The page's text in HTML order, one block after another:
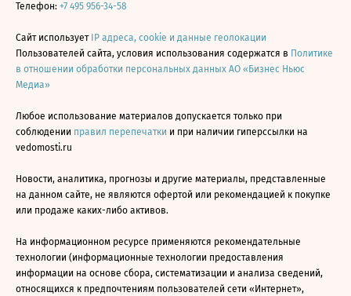
Телефон: +7 495 956-34-58
Сайт использует IP адреса, cookie и данные геолокации
Пользователей сайта, условия использования содержатся в Политике
в отношении обработки персональных данных АО «Бизнес Ньюс
Медиа»
Любое использование материалов допускается только при
соблюдении правил перепечатки и при наличии гиперссылки на
vedomosti.ru
Новости, аналитика, прогнозы и другие материалы, представленные
на данном сайте, не являются офертой или рекомендацией к покупке
или продаже каких-либо активов.
На информационном ресурсе применяются рекомендательные
технологии (информационные технологии предоставления
информации на основе сбора, систематизации и анализа сведений,
относящихся к предпочтениям пользователей сети «Интернет»,